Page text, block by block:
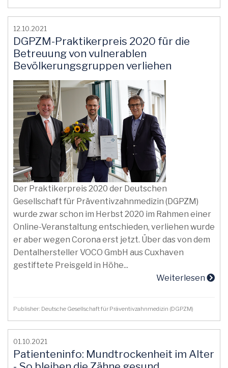
12.10.2021
DGPZM-Praktikerpreis 2020 für die
Betreuung von vulnerablen
Bevölkerungsgruppen verliehen
Der Praktikerpreis 2020 der Deutschen
Gesellschaft für Präventivzahnmedizin (DGPZM)
wurde zwar schon im Herbst 2020 im Rahmen einer
Online-Veranstaltung entschieden, verliehen wurde
er aber wegen Corona erst jetzt. Über das von dem
Dentalhersteller VOCO GmbH aus Cuxhaven
gestiftete Preisgeld in Höhe...
Weiterlesen
Publisher: Deutsche Gesellschaft für Präventivzahnmedizin (DGPZM)
01.10.2021
Patienteninfo: Mundtrockenheit im Alter